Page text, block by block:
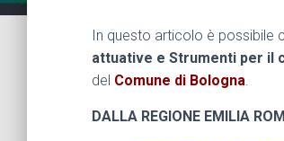
In questo articolo è possibile
attuative e Strumenti per il
del Comune di Bologna.
DALLA REGIONE EMILIA